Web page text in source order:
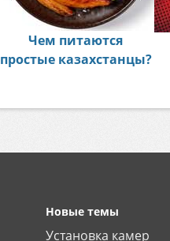
Чем питаются
простые казахстанцы?
Новые темы
Установка камер